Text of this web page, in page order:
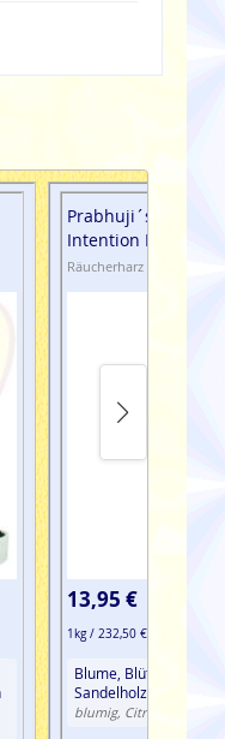
Prabhuji´s Gifts
Intention
Räucherharz · Harz
13,95 €
1kg / 232,50 €
Blume, Blüte,
Sandelholz,
blumig, Citrus